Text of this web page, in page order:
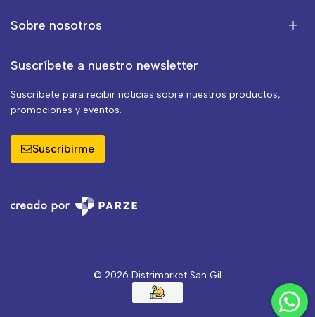
Sobre nosotros
Suscríbete a nuestro newsletter
Suscríbete para recibir noticias sobre nuestros productos,
promociones y eventos.
Suscribirme
© 2026 Distrimarket San Gil